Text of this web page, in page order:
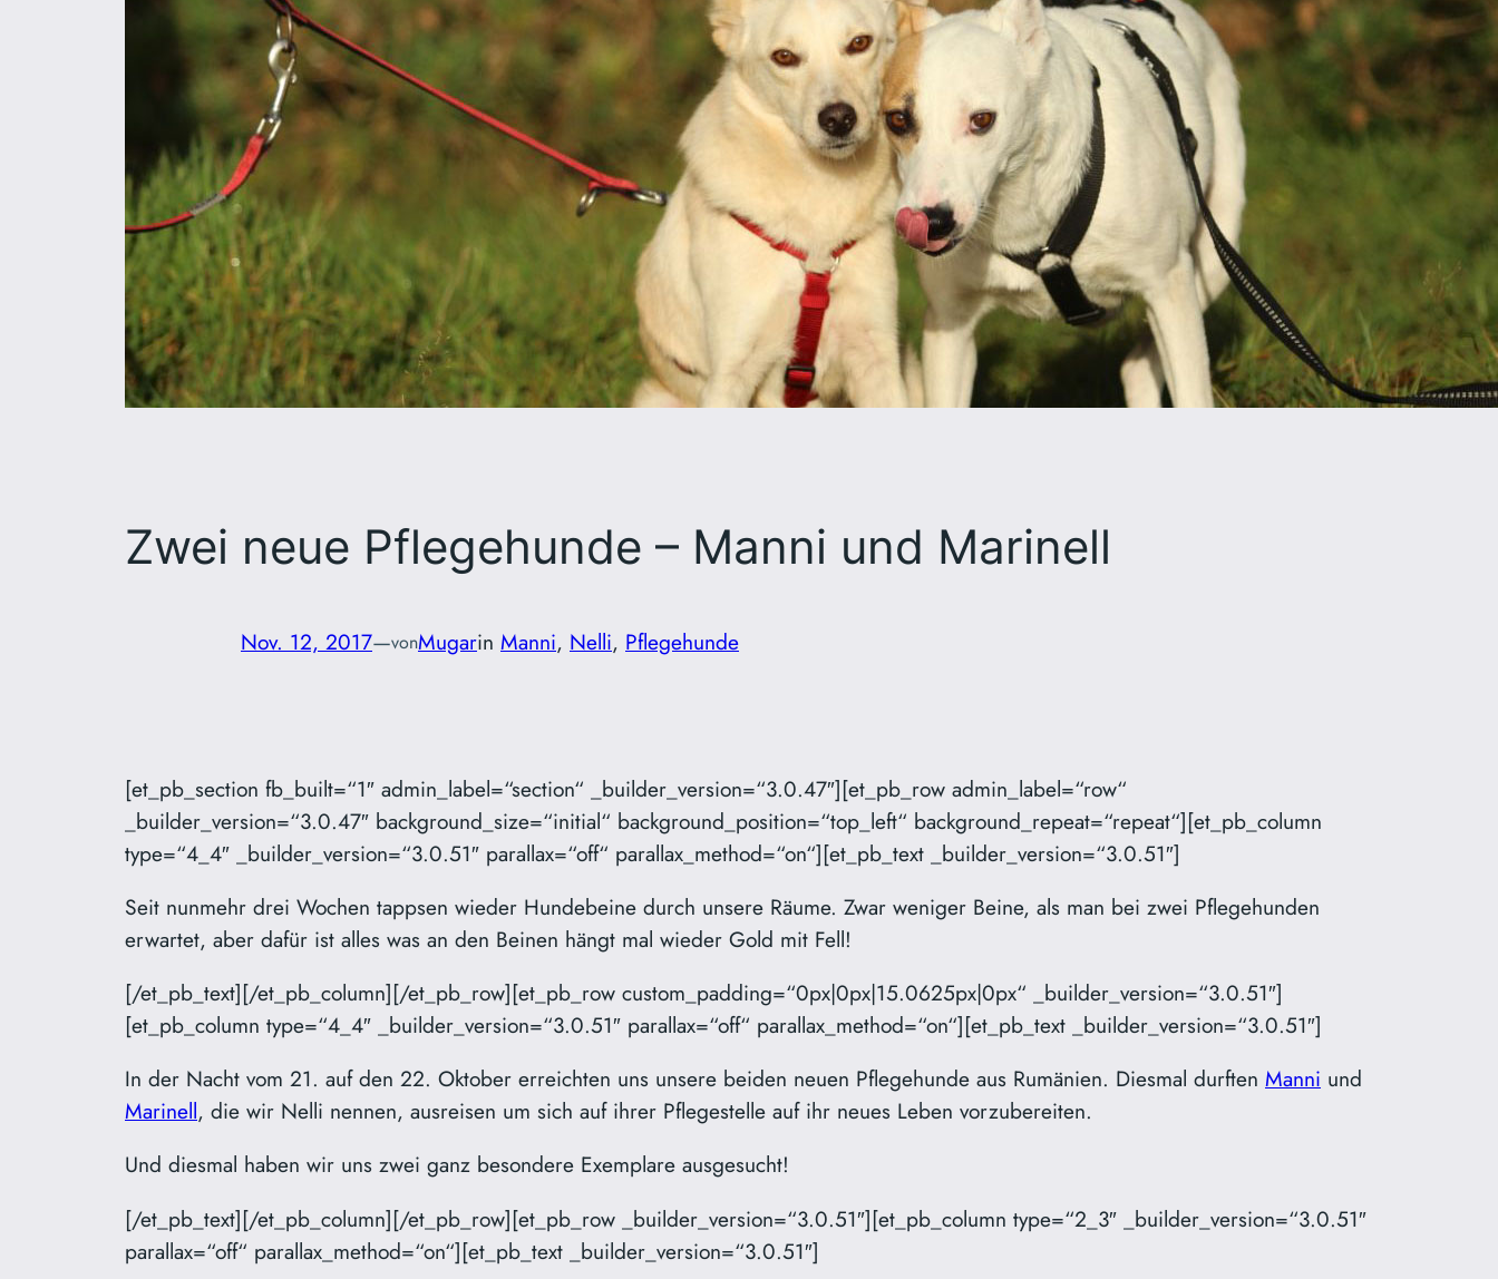
Zwei neue Pflegehunde – Manni und Marinell
Nov. 12, 2017—vonMugarin Manni, Nelli, Pflegehunde
[et_pb_section fb_built=“1″ admin_label=“section“ _builder_version=“3.0.47″][et_pb_row admin_label=“row“
_builder_version=“3.0.47″ background_size=“initial“ background_position=“top_left“ background_repeat=“repeat“][et_pb_column
type=“4_4″ _builder_version=“3.0.51″ parallax=“off“ parallax_method=“on“][et_pb_text _builder_version=“3.0.51″]
Seit nunmehr drei Wochen tappsen wieder Hundebeine durch unsere Räume. Zwar weniger Beine, als man bei zwei Pflegehunden
erwartet, aber dafür ist alles was an den Beinen hängt mal wieder Gold mit Fell!
[/et_pb_text][/et_pb_column][/et_pb_row][et_pb_row custom_padding=“0px|0px|15.0625px|0px“ _builder_version=“3.0.51″]
[et_pb_column type=“4_4″ _builder_version=“3.0.51″ parallax=“off“ parallax_method=“on“][et_pb_text _builder_version=“3.0.51″]
In der Nacht vom 21. auf den 22. Oktober erreichten uns unsere beiden neuen Pflegehunde aus Rumänien. Diesmal durften Manni und
Marinell, die wir Nelli nennen, ausreisen um sich auf ihrer Pflegestelle auf ihr neues Leben vorzubereiten.
Und diesmal haben wir uns zwei ganz besondere Exemplare ausgesucht!
[/et_pb_text][/et_pb_column][/et_pb_row][et_pb_row _builder_version=“3.0.51″][et_pb_column type=“2_3″ _builder_version=“3.0.51″
parallax=“off“ parallax_method=“on“][et_pb_text _builder_version=“3.0.51″]